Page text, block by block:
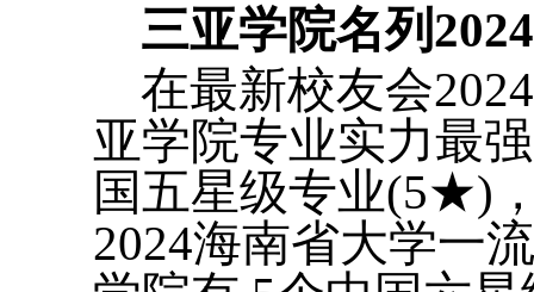
三亚学院名列
在最新校友会
亚学院专业实力最
国五星级专业(5★)
2024海南省大学一